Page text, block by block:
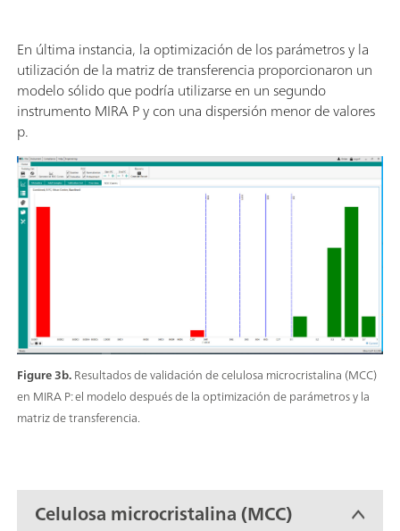
Figure 3b.Resultados de validación de celulosa microcristalina (MCC)
en MIRA P: el modelo después de la optimización de parámetros y la
matriz de transferencia.
En última instancia, la optimización de los parámetros y la
utilización de la matriz de transferencia proporcionaron un
modelo sólido que podría utilizarse en un segundo
instrumento MIRA P y con una dispersión menor de valores
p.
Celulosa microcristalina (MCC)